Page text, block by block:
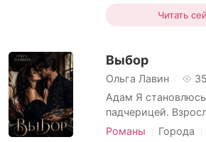
Скачать приложение
Рейтинг
Короткие Рассказы
Макса - брата
нас с ним ничего
произойти. Но одна
все. Мы переспал
Безумное
Похоть
Читать
Выбор
Ольга Лавин
Адам Я становлюсь одержим своей
падчерицей.
постель которого
Романы Города